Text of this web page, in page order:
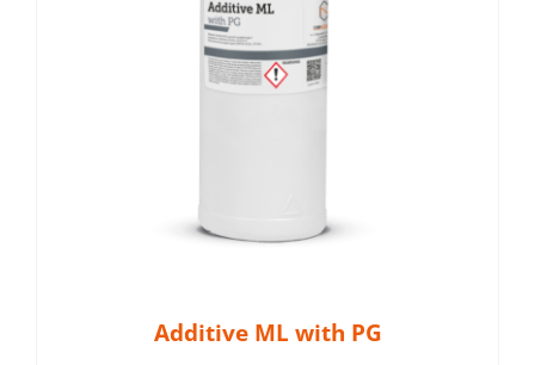
Additive ML with PG